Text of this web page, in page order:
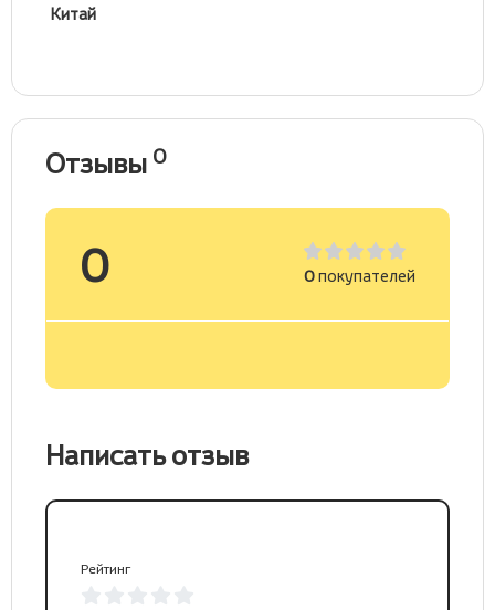
Китай
Отзывы 0
0 0покупателей
Написать отзыв
Рейтинг